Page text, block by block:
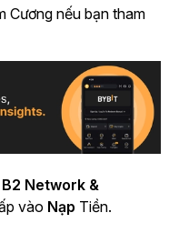
Cương nếu bạn tham
B2 Network &
vào Nạp Tiền.